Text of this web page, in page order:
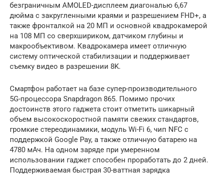
безграничным AMOLED-дисплеем диагональю 6,67
дюйма с закругленными краями и разрешением FHD+, а
также фронталкой на 20 МП и основной квадрокамерой
на 108 МП со сверхшириком, датчиком глубины и
макрообъективом. Квадрокамера имеет отличную
систему оптической стабилизации и поддерживает
съемку видео в разрешении 8K.
Смартфон работает на базе супер-производительного
5G-процессора Snapdragon 865. Помимо прочих
достоинств этого гаджета стоит отметить шикарный
объем высокоскоростной памяти свежих стандартов,
громкие стереодинамики, модуль Wi-Fi 6, чип NFC с
поддержкой Google Pay, а также отличную батарею на
4780 мАч. На одном заряде при умеренном
использовании гаджет способен проработать до 2 дней.
Поддерживаемая быстрая 30-ваттная зарядка